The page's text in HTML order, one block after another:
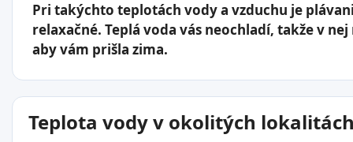
Pri takýchto teplotách vody a vzduchu je
relaxačné. Teplá voda vás neochladí, takže v
aby vám prišla zima.
Teplota vody v okolitých